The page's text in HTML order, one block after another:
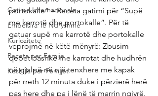
Gatime Internacionale
Embelsira Te Ndryshme
Kuriozitete
Receta per Femije
Keshilla per Femijet
portokalle” – Receta gatimi për “Supë
me karrotë dhe portokalle”. Për të
gatuar supë me karrotë dhe portokalle
veprojmë në këtë mënyrë: Zbusim
qepët bashkë me karrotat dhe hudhrën
në gjalpë në një tenxhere me kapak
për rreth 12 minuta duke i përzierë herë
pas here dhe pa i lënë të marrin ngjyrë.